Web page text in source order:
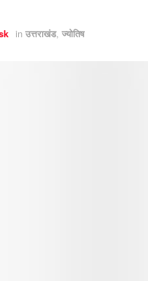
in उत्तराखंड, ज्योतिष